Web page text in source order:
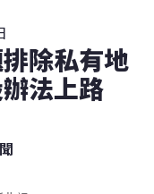
除私有地
法上路